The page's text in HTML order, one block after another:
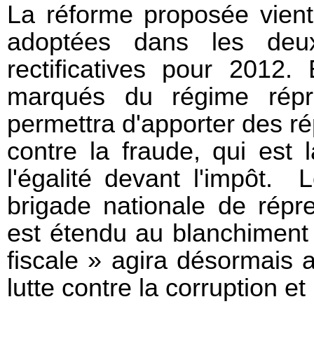
La réforme proposée
adoptées dans les
rectificatives pour 2012.
marqués du régime
permettra d'apporter des
contre la fraude, qui est
l'égalité devant l'impôt.
brigade nationale de
est étendu au
fiscale » agira désormais
lutte contre la corruption